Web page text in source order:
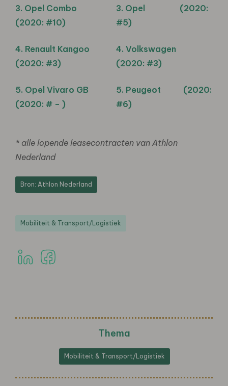
3. Opel Combo
(2020: #10)
3. Opel (2020:
#5)
4. Renault Kangoo
(2020: #3)
4. Volkswagen
(2020: #3)
5. Opel Vivaro GB
(2020: # – )
5. Peugeot (2020:
#6)
* alle lopende leasecontracten van Athlon
Nederland
Bron: Athlon Nederland
Mobiliteit & Transport/Logistiek
Thema
Mobiliteit & Transport/Logistiek